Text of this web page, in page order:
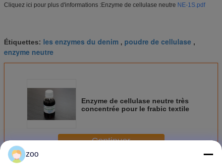
Cliquez ici pour plus d'informations :Enzyme de cellulase neutre NE-1S.pdf
Étiquettes: les enzymes du denim , poudre de cellulase ,
enzyme neutre
Enzyme de cellulase neutre très
concentrée pour le frabic textile
Continuer
zoo